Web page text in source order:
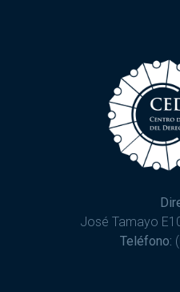
José Tamayo
Teléfono: